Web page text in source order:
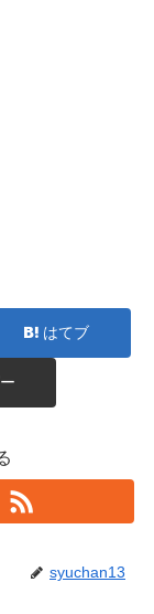
はてブ
syuchan13